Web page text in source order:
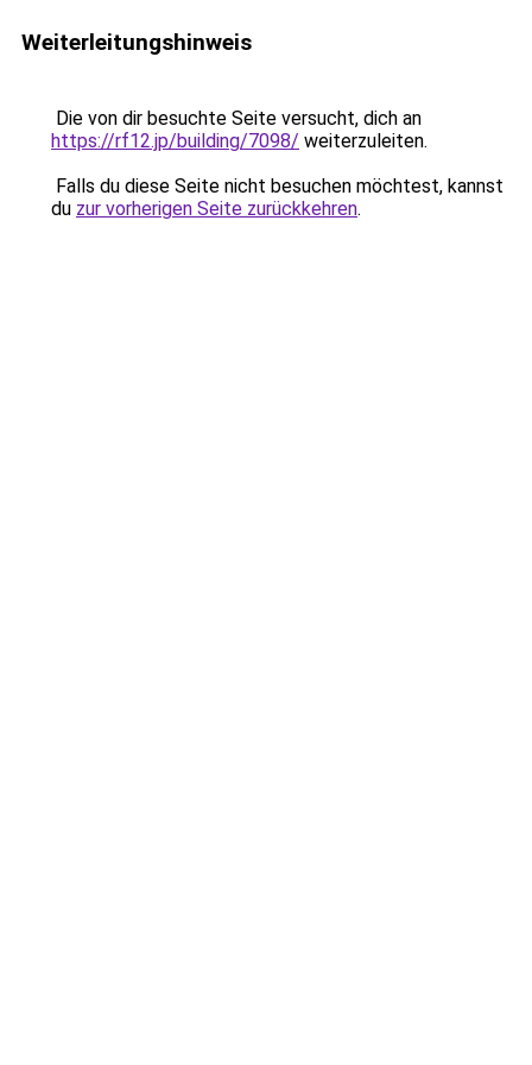
Weiterleitungshinweis
Die von dir besuchte Seite versucht, dich an
https://rf12.jp/building/7098/ weiterzuleiten.
Falls du diese Seite nicht besuchen möchtest, kannst
du zur vorherigen Seite zurückkehren.